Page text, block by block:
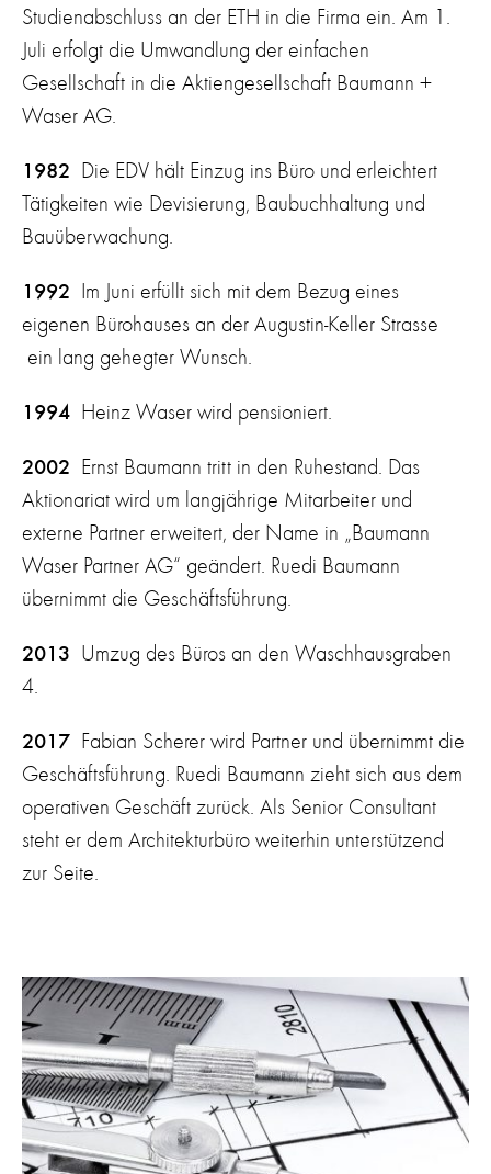
Studienabschluss an der ETH in die Firma ein. Am 1.
Juli erfolgt die Umwandlung der einfachen
Gesellschaft in die Aktiengesellschaft Baumann +
Waser AG.
1982 Die EDV hält Einzug ins Büro und erleichtert
Tätigkeiten wie Devisierung, Baubuchhaltung und
Bauüberwachung.
1992 Im Juni erfüllt sich mit dem Bezug eines
eigenen Bürohauses an der Augustin-Keller Strasse
ein lang gehegter Wunsch.
1994 Heinz Waser wird pensioniert.
2002 Ernst Baumann tritt in den Ruhestand. Das
Aktionariat wird um langjährige Mitarbeiter und
externe Partner erweitert, der Name in „Baumann
Waser Partner AG“ geändert. Ruedi Baumann
übernimmt die Geschäftsführung.
2013 Umzug des Büros an den Waschhausgraben
4.
2017 Fabian Scherer wird Partner und übernimmt die
Geschäftsführung. Ruedi Baumann zieht sich aus dem
operativen Geschäft zurück. Als Senior Consultant
steht er dem Architekturbüro weiterhin unterstützend
zur Seite.